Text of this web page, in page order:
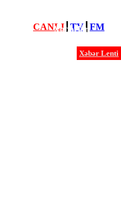
Xəbərlər
Xəbər Lenti
CANLI┃ TV┃ FM